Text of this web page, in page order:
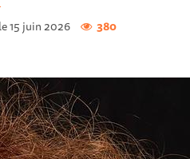
15 juin 2026 380